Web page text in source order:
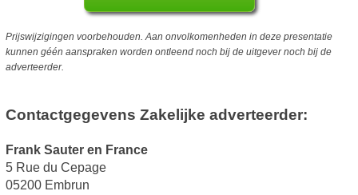
Prijswijzigingen voorbehouden. Aan onvolkomenheden in deze presentatie
kunnen géén aanspraken worden ontleend noch bij de uitgever noch bij de
adverteerder.
Contactgegevens Zakelijke adverteerder:
Frank Sauter en France
5 Rue du Cepage
05200 Embrun